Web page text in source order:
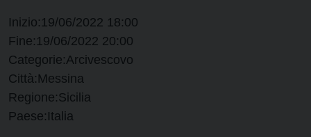
Inizio: 19/06/2022 18:00
Fine: 19/06/2022 20:00
Categorie:Arcivescovo
Città: Messina
Regione:Sicilia
Paese: Italia